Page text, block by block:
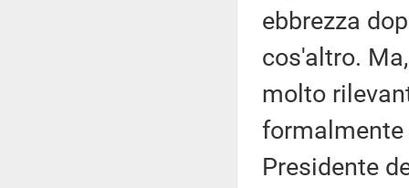
ebbrezza
cos'altro.
molto
Presidente